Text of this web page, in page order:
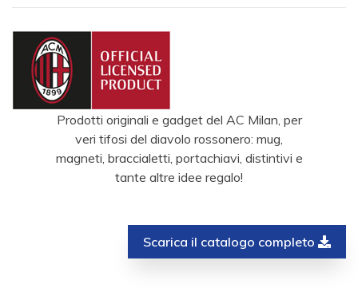
Prodotti originali e gadget del AC Milan, per
veri tifosi del diavolo rossonero: mug,
magneti, braccialetti, portachiavi, distintivi e
tante altre idee regalo!
Scarica il catalogo completo